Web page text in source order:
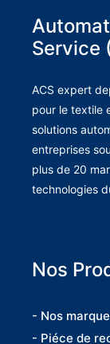
Service
ACS expert
pour le textile
solutions
entreprises
plus de 20
technologies
Nos
- Nos
- Piéce de